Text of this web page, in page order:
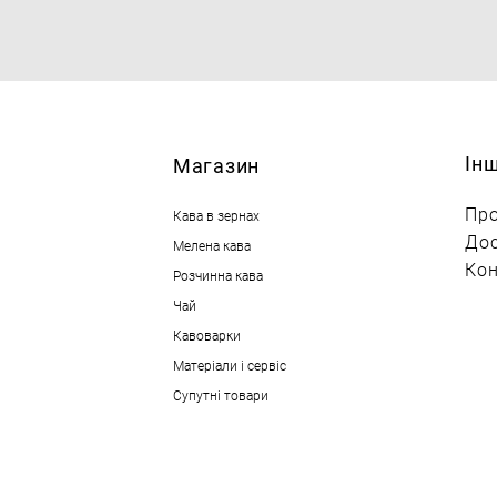
Магазин
Кава в зернах
Мелена кава
Розчинна кава
Чай
Кавоварки
Матеріали і сервіс
Супутні товари